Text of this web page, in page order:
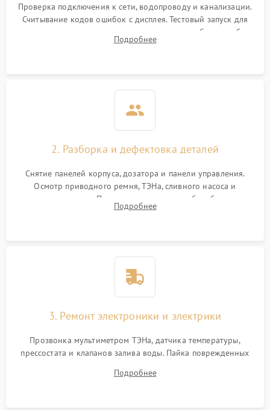
Проверка подключения к сети, водопроводу и канализации.
Считывание кодов ошибок с дисплея. Тестовый запуск для
выявления посторонних шумов, протечек или сбоев в работе
электронного модуля управления.
Подробнее
2. Разборка и дефектовка деталей
Снятие панелей корпуса, дозатора и панели управления.
Осмотр приводного ремня, ТЭНа, сливного насоса и
амортизаторов. Проверка подшипников барабана и
крестовины на износ, а манжеты люка на разрывы.
Подробнее
3. Ремонт электроники и электрики
Прозвонка мультиметром ТЭНа, датчика температуры,
прессостата и клапанов залива воды. Пайка поврежденных
Восстановление целостности проводки и контактов.
Подробнее